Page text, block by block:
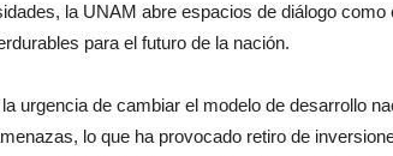
la UNAM abre espacios de diálogo como
para el futuro de la nación.
urgencia de cambiar el modelo de desarrollo
lo que ha provocado retiro de